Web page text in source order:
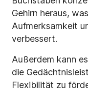
Gehirn heraus,
Aufmerksamkeit
verbessert.
Außerdem kann
die
Flexibilität zu